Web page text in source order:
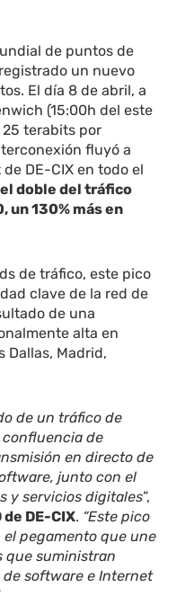
de puntos de
un nuevo
El día 8 de abril, a
(15:00h del este
25 terabits por
fluyó a
DE-CIX en todo el
doble del tráfico
un 130% más en
de tráfico, este pico
clave de la red de
de una
alta en
Dallas, Madrid,
de un tráfico de
de
en directo de
junto con el
y servicios digitales”,
de DE-CIX. “Este pico
pegamento que une
que suministran
software e Internet